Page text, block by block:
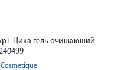
Цика гель очищающий
Cosmetique